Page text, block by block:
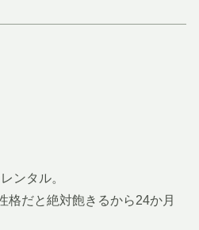
ンタル。
格だと絶対飽きるから24か月